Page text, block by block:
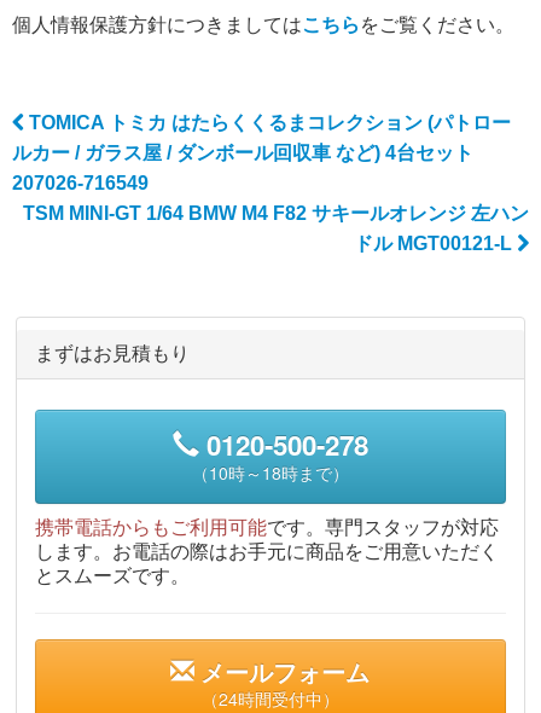
個人情報保護方針につきましてはこちら をご覧ください。
Post navigation
TOMICA トミカ はたらくくるまコレクション (パトロー
ルカー / ガラス屋 / ダンボール回収車 など) 4台セット
207026-716549
TSM MINI-GT 1/64 BMW M4 F82 サキールオレンジ 左ハン
ドル MGT00121-L
まずはお見積もり
0120-500-278
（10時～18時まで）
携帯電話からもご利用可能です。専門スタッフが対応
します。お電話の際はお手元に商品をご用意いただく
とスムーズです。
メールフォーム
（24時間受付中）